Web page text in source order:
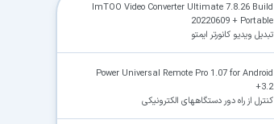
ImTOO Video Converter Ultimate 7.8.26 Build
20220609 + Portable
تبدیل ویدیو کانورتر ایمتو
Power Universal Remote Pro 1.07 for Android
+3.2
کنترل از راه دور دستگاههای الکترونیکی